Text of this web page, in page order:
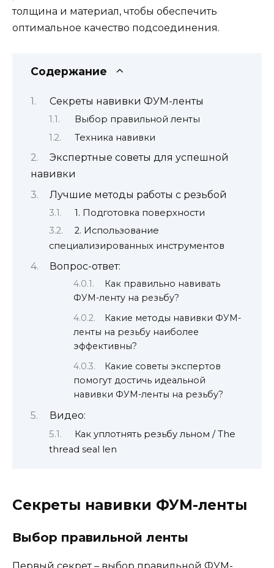
толщина и материал, чтобы обеспечить
оптимальное качество подсоединения.
Содержание
Секреты навивки ФУМ-ленты
Выбор правильной ленты
Техника навивки
Экспертные советы для успешной
навивки
Лучшие методы работы с резьбой
1. Подготовка поверхности
2. Использование
специализированных инструментов
Вопрос-ответ:
Как правильно навивать
ФУМ-ленту на резьбу?
Какие методы навивки ФУМ-
ленты на резьбу наиболее
эффективны?
Какие советы экспертов
помогут достичь идеальной
навивки ФУМ-ленты на резьбу?
Видео:
Как уплотнять резьбу льном / The
thread seal len
Секреты навивки ФУМ-ленты
Выбор правильной ленты